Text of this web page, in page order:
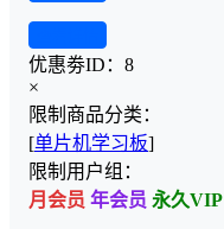
优惠劵ID： 8
×
限制商品分类：
[单片机学习板]
限制用户组：
月会员 年会员 永久VIP